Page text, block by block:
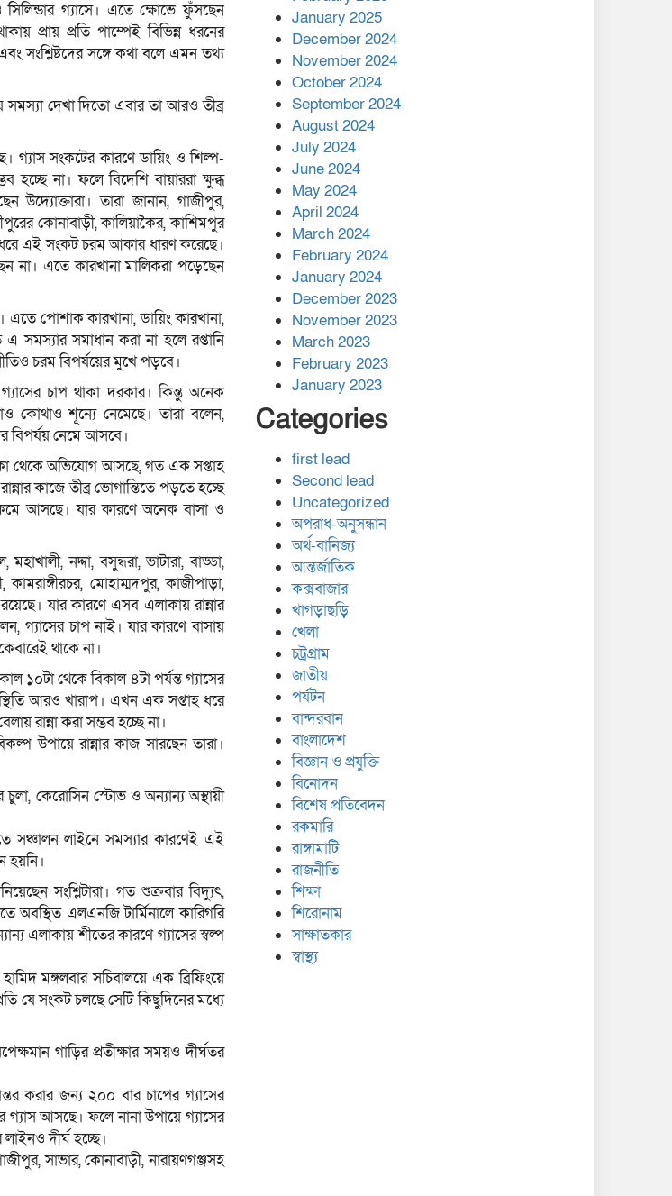
সিলিন্ডার গ্যাসে। এতে ক্ষোভে ফুঁসছেন
প্রায় প্রতি পাম্পেই বিভিন্ন ধরনের
সংশ্লিষ্টদের সঙ্গে কথা বলে এমন তথ্য
দেখা দিতো এবার তা আরও তীব্র
গ্যাস সংকটের কারণে ডায়িং ও শিল্প-
হচ্ছে না। ফলে বিদেশি বায়াররা ক্ষুব্ধ
উদ্যোক্তারা। তারা জানান, গাজীপুর,
কোনাবাড়ী, কালিয়াকৈর, কাশিমপুর
এই সংকট চরম আকার ধারণ করেছে।
না। এতে কারখানা মালিকরা পড়েছেন
এতে পোশাক কারখানা, ডায়িং কারখানা,
এ সমস্যার সমাধান করা না হলে রপ্তানি
চরম বিপর্যয়ের মুখে পড়বে।
চাপ থাকা দরকার। কিন্তু অনেক
কোথাও শূন্যে নেমেছে। তারা বলেন,
বিপর্যয় নেমে আসবে।
থেকে অভিযোগ আসছে, গত এক সপ্তাহ
কাজে তীব্র ভোগান্তিতে পড়তে হচ্ছে
কমে আসছে। যার কারণে অনেক বাসা ও
নদ্দা, বসুন্ধরা, ভাটারা, বাড্ডা,
মোহাম্মদপুর, কাজীপাড়া,
যার কারণে এসব এলাকায় রান্নার
গ্যাসের চাপ নাই। যার কারণে বাসায়
থাকে না।
১০টা থেকে বিকাল ৪টা পর্যন্ত গ্যাসের
আরও খারাপ। এখন এক সপ্তাহ ধরে
রান্না করা সম্ভব হচ্ছে না।
উপায়ে রান্নার কাজ সারছেন তারা।
চুলা, কেরোসিন স্টোভ ও অন্যান্য অস্থায়ী
সঞ্চালন লাইনে সমস্যার কারণেই এই
হয়নি।
সংশ্লিটারা। গত শুক্রবার বিদ্যুৎ,
অবস্থিত এলএনজি টার্মিনালে কারিগরি
এলাকায় শীতের কারণে গ্যাসের স্বল্প
মঙ্গলবার সচিবালয়ে এক ব্রিফিংয়ে
যে সংকট চলছে সেটি কিছুদিনের মধ্যে
গাড়ির প্রতীক্ষার সময়ও দীর্ঘতর
করার জন্য ২০০ বার চাপের গ্যাসের
আসছে। ফলে নানা উপায়ে গ্যাসের
দীর্ঘ হচ্ছে।
সাভার, কোনাবাড়ী, নারায়ণগঞ্জসহ
হবে আনোয়ারায়
বান্দরবানে বন্যায় ক্ষতিগ্রস্তদের
মাঝে সহায়তা দিলেন সাচিং প্রু
জেরী
January 2025
December 2024
November 2024
October 2024
September 2024
August 2024
July 2024
June 2024
May 2024
April 2024
March 2024
February 2024
January 2024
December 2023
November 2023
March 2023
February 2023
January 2023
Categories
first lead
Second lead
Uncategorized
অপরাধ-অনুসন্ধান
অর্থ-বানিজ্য
আন্তর্জাতিক
কক্সবাজার
খাগড়াছড়ি
খেলা
চট্রগ্রাম
জাতীয়
পর্যটন
বান্দরবান
বাংলাদেশ
বিজ্ঞান ও প্রযুক্তি
বিনোদন
বিশেষ প্রতিবেদন
রকমারি
রাঙ্গামাটি
রাজনীতি
শিক্ষা
শিরোনাম
সাক্ষাতকার
স্বাস্থ্য